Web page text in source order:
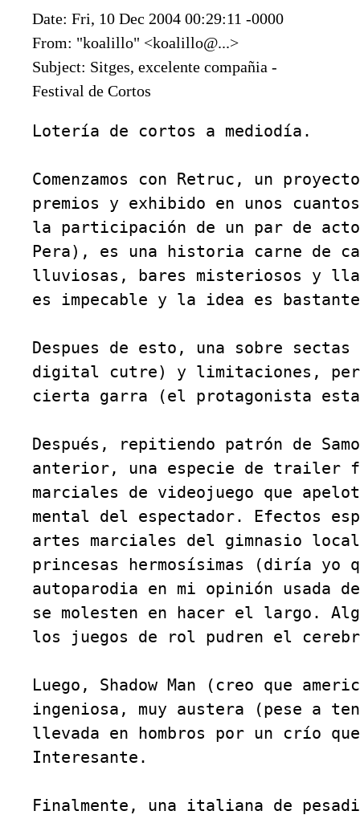
Date: Fri, 10 Dec 2004 00:29:11 -0000
From: "koalillo" <koalillo@...>
Subject: Sitges, excelente compañia -
Festival de Cortos
Lotería de cortos a mediodía.
Comenzamos con Retruc, un
premios y exhibido en unos
la participación de un par de
Pera), es una historia carne de
lluviosas, bares misteriosos y
es impecable y la idea es
Despues de esto, una sobre sectas
digital cutre) y limitaciones, pero
cierta garra (el protagonista
Después, repitiendo patrón de
anterior, una especie de trailer
marciales de videojuego que
mental del espectador. Efectos
artes marciales del gimnasio
princesas hermosísimas (diría yo
autoparodia en mi opinión usada
se molesten en hacer el largo.
los juegos de rol pudren el
Luego, Shadow Man (creo que
ingeniosa, muy austera (pese a
llevada en hombros por un crío
Interesante.
Finalmente, una italiana de